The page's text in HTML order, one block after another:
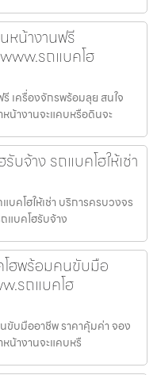
หน้างานฟรี
รถแบคโฮ
เครื่องจักรพร้อมลุย สนใจ
น้างานจะแคบหรือดินจะ
บจ้าง รถแบคโฮให้เช่า
บคโฮให้เช่า บริการครบวงจร
แบคโฮรับจ้าง
โฮพร้อมคนขับมือ
รถแบคโฮ
ขับมืออาชีพ ราคาคุ้มค่า จอง
น้างานจะแคบหรื